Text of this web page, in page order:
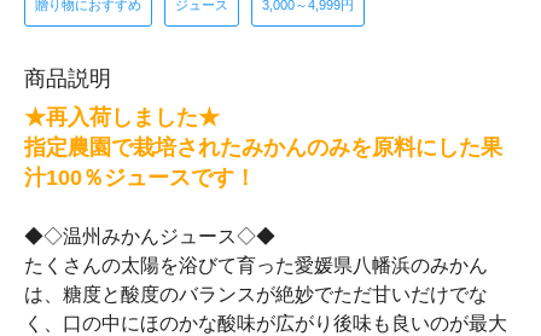
贈り物におすすめ ジュース 3,000～4,999円
商品説明
★再入荷しました★
指定農園で栽培されたみかんのみを原料にした果
汁100％ジュースです！
◆◇温州みかんジュース◇◆
たくさんの太陽を浴びて育った愛媛県八幡浜のみかん
は、糖度と酸度のバランスが絶妙でただ甘いだけでな
く、口の中にほのかな酸味が広がり後味も良いのが最大